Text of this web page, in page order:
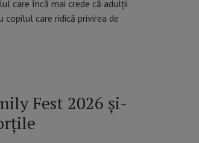
care încă mai crede că adulții
copilul care ridică privirea de
Fest 2026 și-